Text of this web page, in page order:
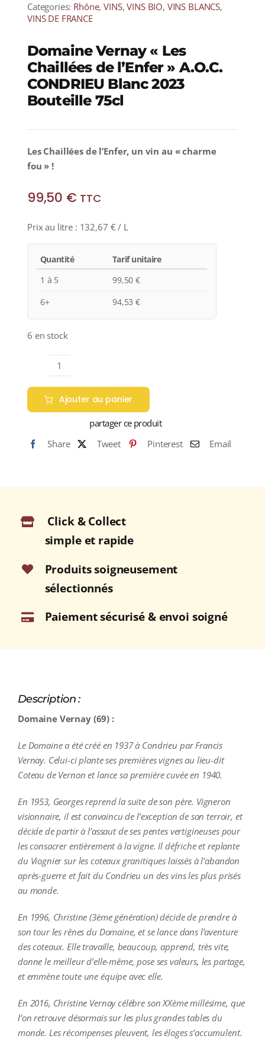
Categories: Rhône,VINS,VINS BIO, VINS BLANCS,
VINS DE FRANCE
Domaine Vernay « Les
Chaillées de l’Enfer » A.O.C.
CONDRIEU Blanc 2023
Bouteille 75cl
Les Chaillées de l’Enfer, un vin au « charme
fou » !
99,50 € TTC
Prix au litre : 132,67 € / L
Quantité
Tarif unitaire
1 à 5
99,50€
6+
94,53€
6 en stock
quantité
de
Domaine
Vernay
Chaillées
A.O.C.
Blanc
2023
Bouteille
75cl
Ajouter au panier
partager ce produit
Share
Tweet Pinterest Email
Click & Collect
simple et rapide
Produits soigneusement
sélectionnés
Paiement sécurisé & envoi soigné
Description :
Domaine Vernay (69) :
Le Domaine a été créé en 1937 à Condrieu par Francis
Vernay. Celui-ci plante ses premières vignes au lieu-dit
Coteau de Vernon et lance sa première cuvée en 1940.
En 1953, Georges reprend la suite de son père. Vigneron
visionnaire, il est convaincu de l’exception de son terroir, et
décide de partir à l’assaut de ses pentes vertigineuses pour
les consacrer entièrement à la vigne. Il défriche et replante
du Viognier sur les coteaux granitiques laissés à l’abandon
après-guerre et fait du Condrieu un des vins les plus prisés
au monde.
En 1996, Christine (3ème génération) décide de prendre à
son tour les rênes du Domaine, et se lance dans l’aventure
des coteaux. Elle travaille, beaucoup, apprend, très vite,
donne le meilleur d’elle-même, pose ses valeurs, les partage,
et emmène toute une équipe avec elle.
En 2016, Christine Vernay célèbre son XXème millésime, que
l’on retrouve désormais sur les plus grandes tables du
monde. Les récompenses pleuvent, les éloges s’accumulent.